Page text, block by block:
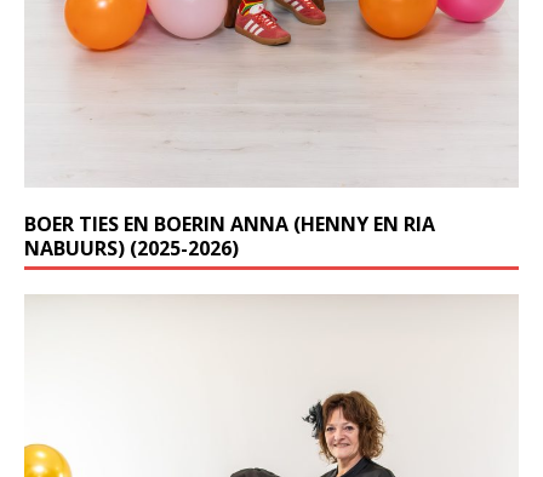
BOER TIES EN BOERIN ANNA (HENNY EN RIA
NABUURS) (2025-2026)